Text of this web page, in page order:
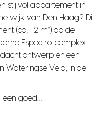
stijlvol appartement in
wijk van Den Haag? Dit
(ca. 112 m²) op de
Espectro-complex
ontwerp en een
Wateringse Veld, in de
goed…